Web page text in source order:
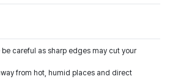
be careful as sharp edges may cut your
from hot, humid places and direct